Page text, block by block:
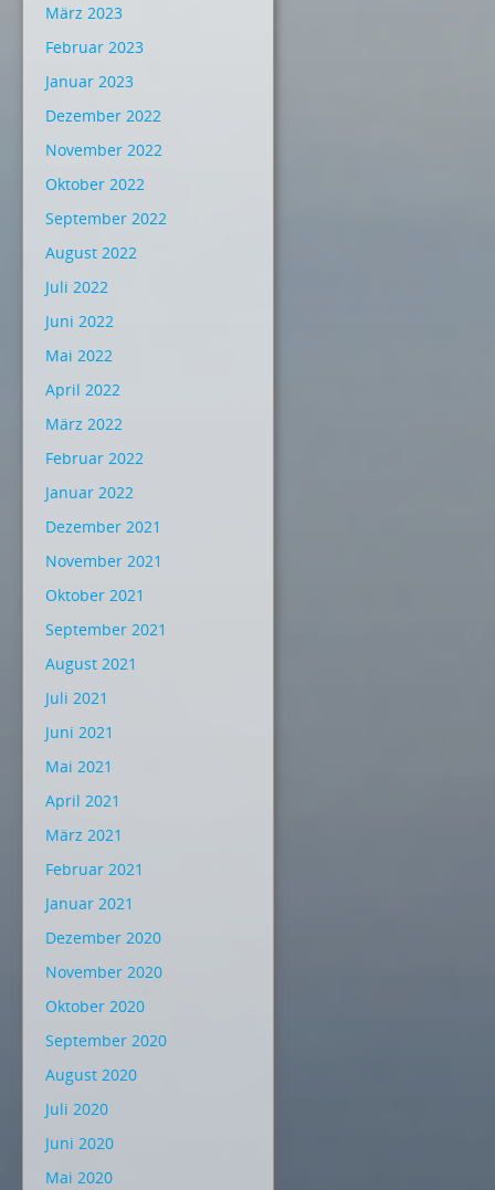
März 2023
Februar 2023
Januar 2023
Dezember 2022
November 2022
Oktober 2022
September 2022
August 2022
Juli 2022
Juni 2022
Mai 2022
April 2022
März 2022
Februar 2022
Januar 2022
Dezember 2021
November 2021
Oktober 2021
September 2021
August 2021
Juli 2021
Juni 2021
Mai 2021
April 2021
März 2021
Februar 2021
Januar 2021
Dezember 2020
November 2020
Oktober 2020
September 2020
August 2020
Juli 2020
Juni 2020
Mai 2020